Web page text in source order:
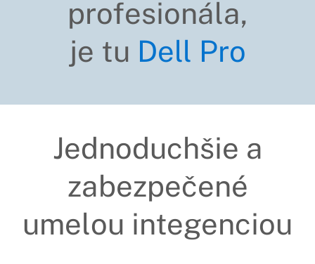
profesionála,
je tu Dell Pro
Jednoduchšie a
zabezpečené
umelou integenciou